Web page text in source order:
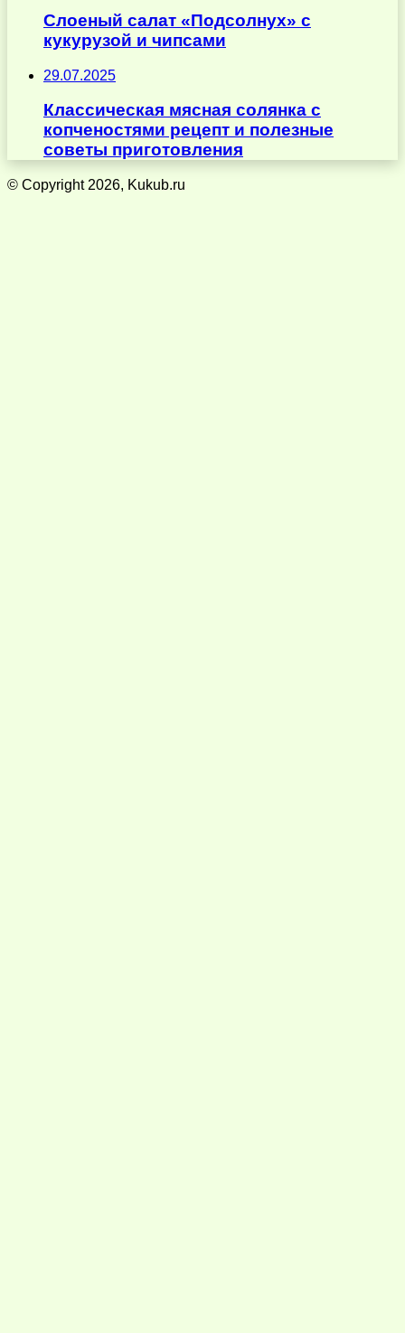
Слоеный салат «Подсолнух» с
кукурузой и чипсами
29.07.2025
Классическая мясная солянка с
копченостями рецепт и полезные
советы приготовления
© Copyright 2026, Kukub.ru